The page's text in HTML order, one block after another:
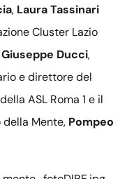
, Laura Tassinari
Cluster Lazio
Giuseppe Ducci,
e direttore del
ASL Roma 1 e il
Mente, Pompeo